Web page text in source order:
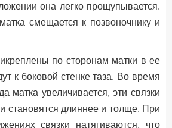
она легко прощупывается.
смещается к позвоночнику и
по сторонам матки в ее
к боковой стенке таза. Во время
матка увеличивается, эти связки
становятся длиннее и толще. При
связки натягиваются, что